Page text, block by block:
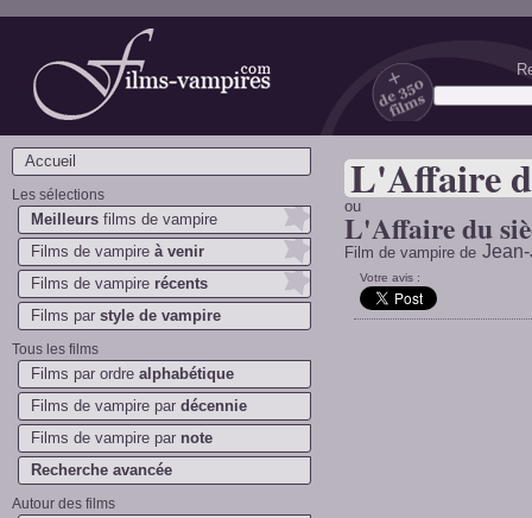
Films-vampires.com
Accueil
Les sélections
Meilleurs films de vampire
Films de vampire à venir
Films de vampire récents
Films par style de vampire
Tous les films
Films par ordre alphabétique
Films de vampire par décennie
Films de vampire par note
Recherche avancée
Autour des films
L'Affaire
ou
L'Affaire du
Film de vampire de
Votre avis :